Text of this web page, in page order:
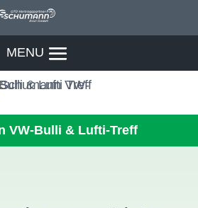
VW-Bulli & Lufti-Treff